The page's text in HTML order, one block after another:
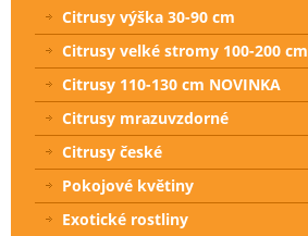
Citrusy výška 30-90 cm
Citrusy velké stromy 100-200 cm
Citrusy 110-130 cm NOVINKA
Citrusy mrazuvzdorné
Citrusy české
Pokojové květiny
Exotické rostliny